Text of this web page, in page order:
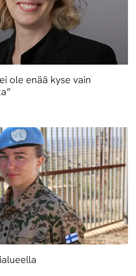
ole enää kyse vain